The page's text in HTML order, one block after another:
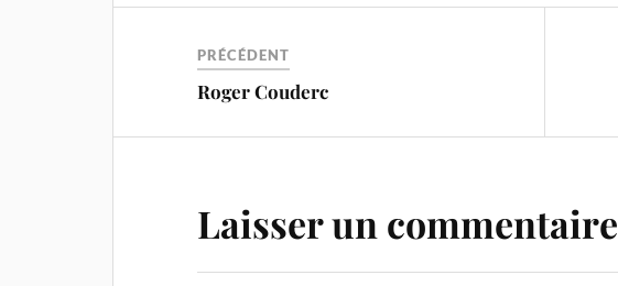
PRÉCÉDENT
Roger Couderc
Laisser un commentaire